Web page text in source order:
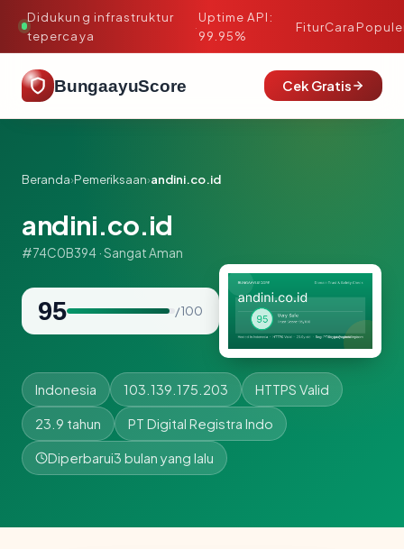
Didukung infrastruktur
tepercaya
·
Uptime API:
99.95%
FiturCara
BungaayuScore Cek Gratis
Beranda›Pemeriksaan›andini.co.id
andini.co.id
#74C0B394 · Sangat Aman
95 / 100
Indonesia 103.139.175.203 HTTPS Valid
23.9 tahun PT Digital Registra Indo
Diperbarui3 bulan yang lalu